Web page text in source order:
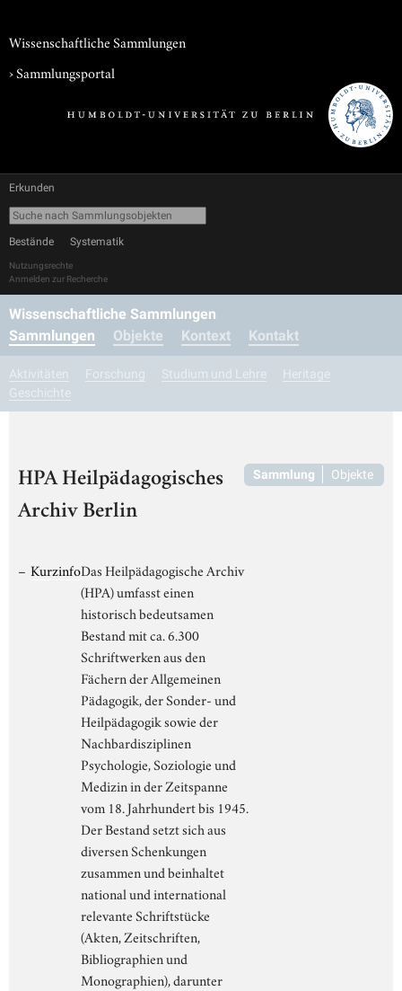
Wissenschaftliche Sammlungen
›Sammlungsportal
Erkunden
Bestände Systematik
Nutzungsrechte
Anmelden zur Recherche
Wissenschaftliche Sammlungen
Sammlungen
Objekte Kontext Kontakt
Aktivitäten Forschung Studium und Lehre
Heritage
Geschichte
Sammlung Objekte
HPA Heilpädagogisches
Archiv Berlin
KurzinfoDas Heilpädagogische Archiv
(HPA) umfasst einen
historisch bedeutsamen
Bestand mit ca. 6.300
Schriftwerken aus den
Fächern der Allgemeinen
Pädagogik, der Sonder- und
Heilpädagogik sowie der
Nachbardisziplinen
Psychologie, Soziologie und
Medizin in der Zeitspanne
vom 18. Jahrhundert bis 1945.
Der Bestand setzt sich aus
diversen Schenkungen
zusammen und beinhaltet
national und international
relevante Schriftstücke
(Akten, Zeitschriften,
Bibliographien und
Monographien), darunter